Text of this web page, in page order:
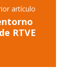
artículo
RTVE